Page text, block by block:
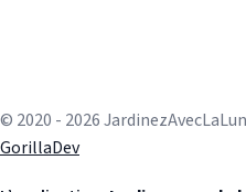
© 2020 - 2026
GorillaDev